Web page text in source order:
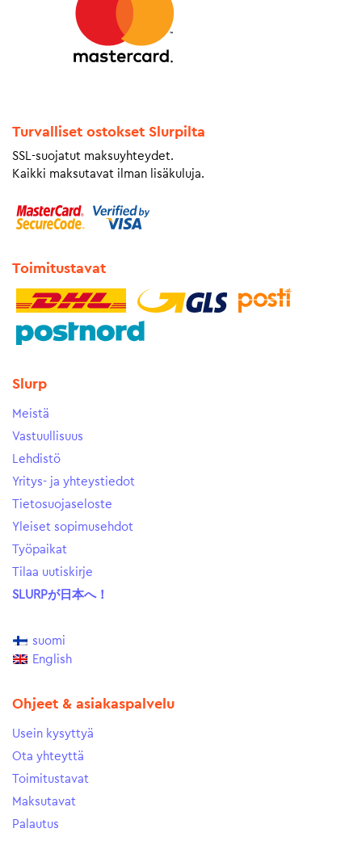
Turvalliset ostokset Slurpilta
SSL-suojatut maksuyhteydet.
Kaikki maksutavat ilman lisäkuluja.
Toimitustavat
Slurp
Meistä
Vastuullisuus
Lehdistö
Yritys- ja yhteystiedot
Tietosuojaseloste
Yleiset sopimusehdot
Työpaikat
Tilaa uutiskirje
SLURPが日本へ！
suomi
English
Ohjeet & asiakaspalvelu
Usein kysyttyä
Ota yhteyttä
Toimitustavat
Maksutavat
Palautus